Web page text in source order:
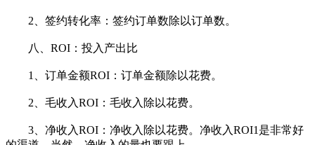
2、签约转化率：签约订单数除以订单数。
八、ROI：投入产出比
1、订单金额ROI：订单金额除以花费。
2、毛收入ROI：毛收入除以花费。
3、净收入ROI：净收入除以花费。净收入ROI1是非常好